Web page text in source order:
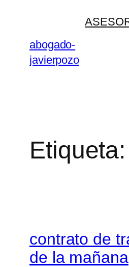
contenidoabogado-
javierpozo
Etiqueta:
contrato de
de la mañana